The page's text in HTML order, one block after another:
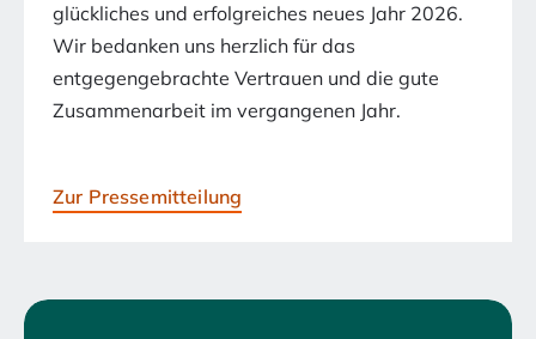
glückliches und erfolgreiches neues Jahr 2026.
Wir bedanken uns herzlich für das
entgegengebrachte Vertrauen und die gute
Zusammenarbeit im vergangenen Jahr.
Zur Pressemitteilung